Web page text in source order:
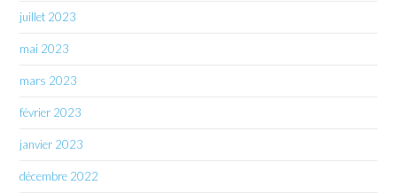
juillet 2023
mai 2023
mars 2023
février 2023
janvier 2023
décembre 2022